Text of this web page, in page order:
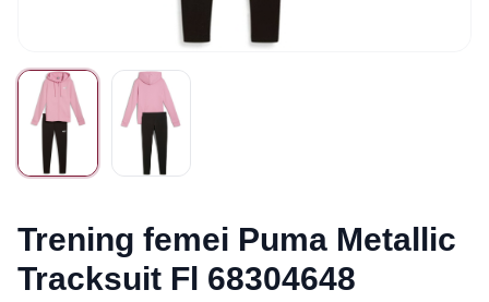
Trening femei Puma Metallic
Tracksuit Fl 68304648